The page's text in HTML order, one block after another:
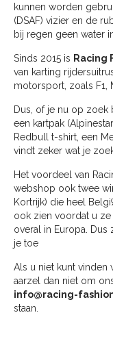
kunnen worden
(DSAF) vizier en de
bij regen geen water
Sinds 2015 is Racing
van karting
motorsport, zoals F1,
Dus, of je nu op zoek
een kartpak
Redbull t-shirt, een
vindt zeker wat je
Het voordeel van
webshop ook twee
Kortrijk) die heel
ook zien voordat u
overal in Europa.
je toe
Als u niet kunt vinden
aarzel dan niet om
info@racing-
staan.